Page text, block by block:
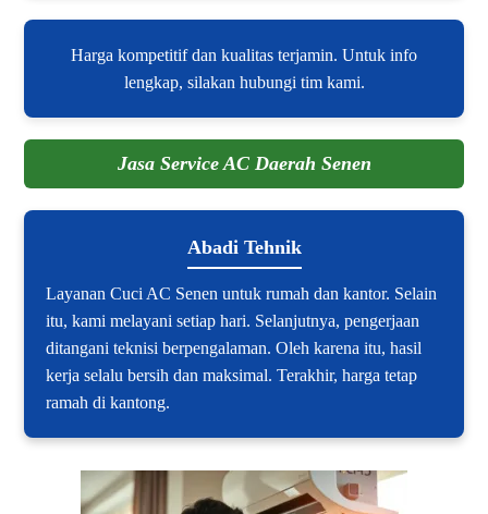
Harga kompetitif dan kualitas terjamin. Untuk info
lengkap, silakan hubungi tim kami.
Jasa Service AC Daerah Senen
Abadi Tehnik
Layanan Cuci AC Senen untuk rumah dan kantor. Selain
itu, kami melayani setiap hari. Selanjutnya, pengerjaan
ditangani teknisi berpengalaman. Oleh karena itu, hasil
kerja selalu bersih dan maksimal. Terakhir, harga tetap
ramah di kantong.